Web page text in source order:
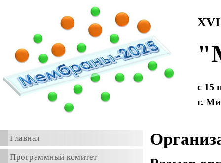
с 15
г.
Главная
Программный комитет